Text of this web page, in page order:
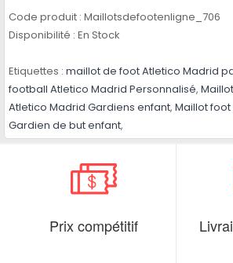
Code produit : Maillotsdefootenligne_706
Disponibilité : En Stock
Etiquettes : maillot de foot Atletico Madrid
football Atletico Madrid Personnalisé,
Atletico Madrid Gardiens enfant, Maillot
Gardien de but enfant,
Prix compétitif